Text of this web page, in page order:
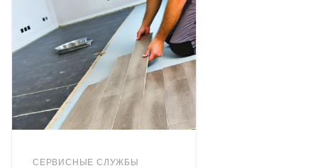
СЕРВИСНЫЕ СЛУЖБЫ